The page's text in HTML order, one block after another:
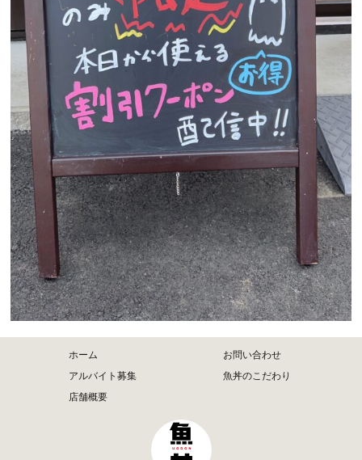
ホーム
お問い合わせ
アルバイト募集
魚丼のこだわり
店舗概要